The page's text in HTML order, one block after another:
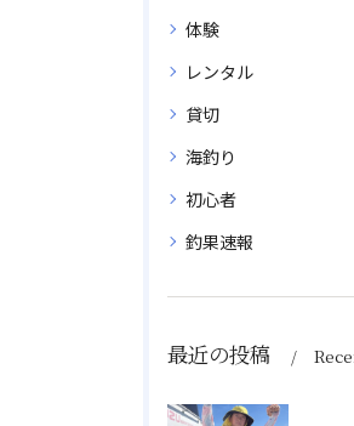
体験
レンタル
貸切
海釣り
初心者
釣果速報
最近の投稿